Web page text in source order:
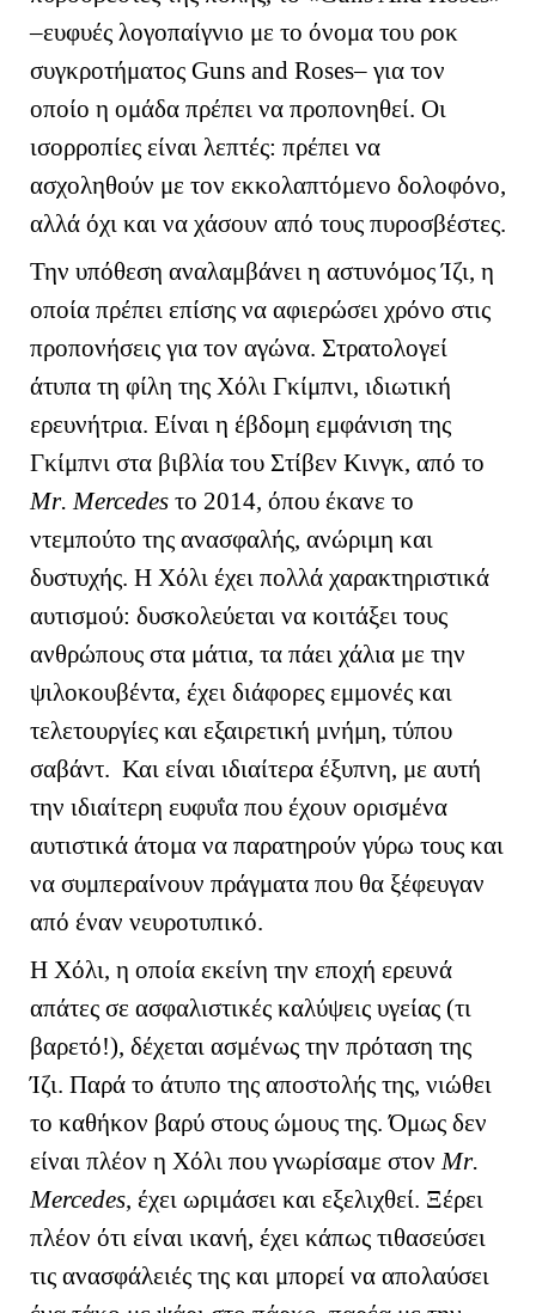
–ευφυές λογοπαίγνιο με το όνομα του ροκ
συγκροτήματος Guns and Roses– για τον
οποίο η ομάδα πρέπει να προπονηθεί. Οι
ισορροπίες είναι λεπτές: πρέπει να
ασχοληθούν με τον εκκολαπτόμενο δολοφόνο,
αλλά όχι και να χάσουν από τους πυροσβέστες.
Την υπόθεση αναλαμβάνει η αστυνόμος Ίζι, η
οποία πρέπει επίσης να αφιερώσει χρόνο στις
προπονήσεις για τον αγώνα. Στρατολογεί
άτυπα τη φίλη της Χόλι Γκίμπνι, ιδιωτική
ερευνήτρια. Είναι η έβδομη εμφάνιση της
Γκίμπνι στα βιβλία του Στίβεν Κινγκ, από το
Mr. Mercedes τo 2014, όπου έκανε το
ντεμπούτο της ανασφαλής, ανώριμη και
δυστυχής. Η Χόλι έχει πολλά χαρακτηριστικά
αυτισμού: δυσκολεύεται να κοιτάξει τους
ανθρώπους στα μάτια, τα πάει χάλια με την
ψιλοκουβέντα, έχει διάφορες εμμονές και
τελετουργίες και εξαιρετική μνήμη, τύπου
σαβάντ. Και είναι ιδιαίτερα έξυπνη, με αυτή
την ιδιαίτερη ευφυΐα που έχουν ορισμένα
αυτιστικά άτομα να παρατηρούν γύρω τους και
να συμπεραίνουν πράγματα που θα ξέφευγαν
από έναν νευροτυπικό.
Η Χόλι, η οποία εκείνη την εποχή ερευνά
απάτες σε ασφαλιστικές καλύψεις υγείας (τι
βαρετό!), δέχεται ασμένως την πρόταση της
Ίζι. Παρά το άτυπο της αποστολής της, νιώθει
το καθήκον βαρύ στους ώμους της. Όμως δεν
είναι πλέον η Χόλι που γνωρίσαμε στον Μr.
Mercedes, έχει ωριμάσει και εξελιχθεί. Ξέρει
πλέον ότι είναι ικανή, έχει κάπως τιθασεύσει
τις ανασφάλειές της και μπορεί να απολαύσει